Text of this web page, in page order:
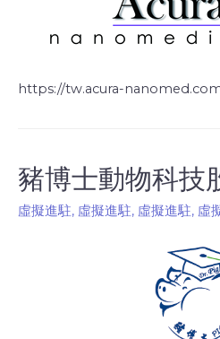
https://tw.acura-
豬博士動物科技
虛擬進駐, 虛擬進駐, 虛擬進駐, 虛